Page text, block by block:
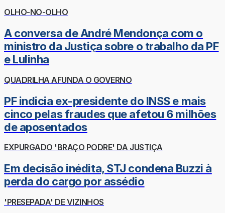
OLHO-NO-OLHO
A conversa de André Mendonça com o
ministro da Justiça sobre o trabalho da PF
e Lulinha
QUADRILHA AFUNDA O GOVERNO
PF indicia ex-presidente do INSS e mais
cinco pelas fraudes que afetou 6 milhões
de aposentados
EXPURGADO 'BRAÇO PODRE' DA JUSTIÇA
Em decisão inédita, STJ condena Buzzi à
perda do cargo por assédio
'PRESEPADA' DE VIZINHOS